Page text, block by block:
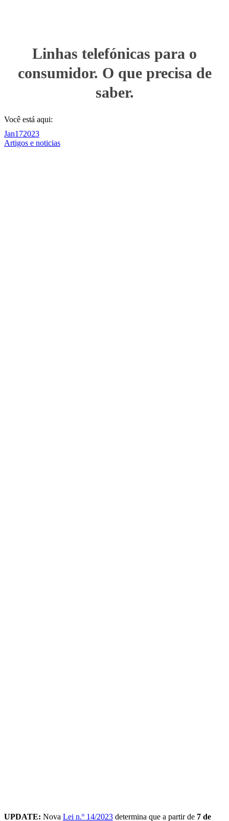
Linhas telefónicas para o
consumidor. O que precisa de
saber.
Você está aqui:
Jan172023
Artigos e noticias
UPDATE: Nova Lei n.º 14/2023 determina que a partir de 7 de